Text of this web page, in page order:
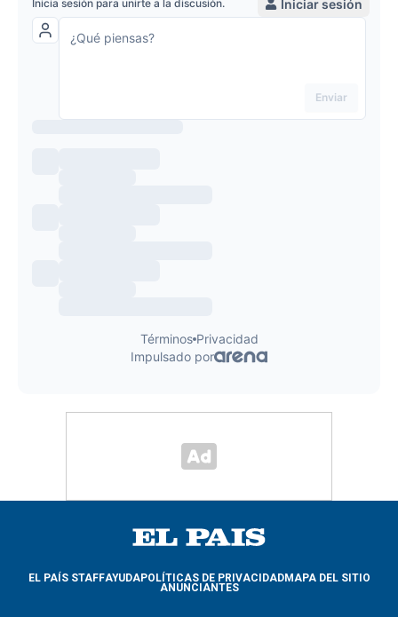
EL PAÍS STAFFAYUDAPOLÍTICAS DE PRIVACIDADMAPA DEL SITIO
ANUNCIANTES